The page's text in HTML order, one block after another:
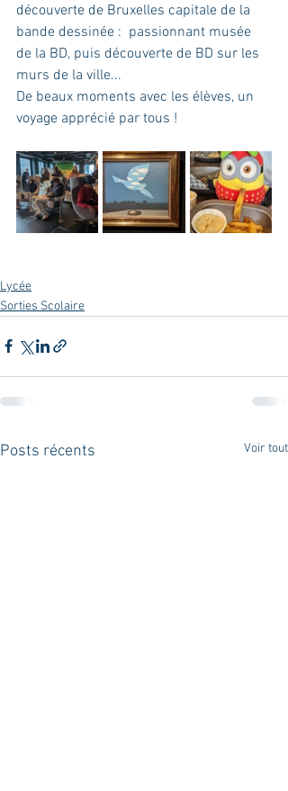
découverte de Bruxelles capitale de la
bande dessinée :  passionnant musée
de la BD, puis découverte de BD sur les
murs de la ville...
De beaux moments avec les élèves, un
voyage apprécié par tous !
Lycée
Sorties Scolaire
Posts récents Voir tout